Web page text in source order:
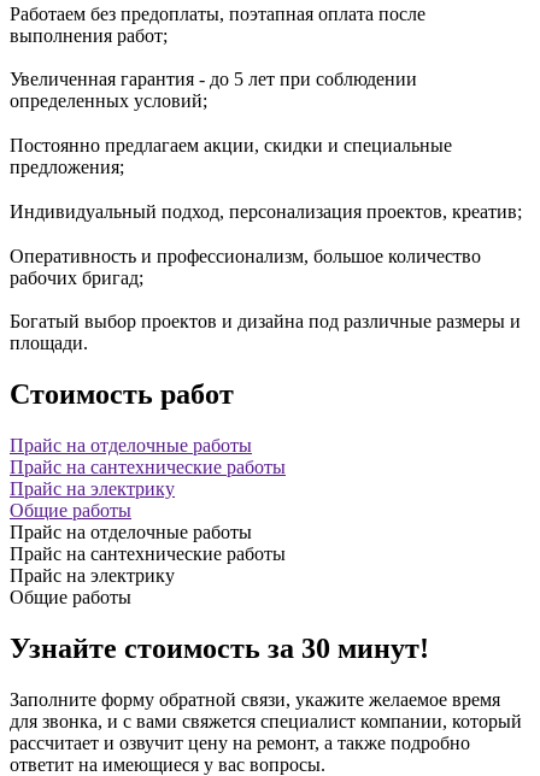
Работаем без предоплаты, поэтапная оплата после
выполнения работ;
Увеличенная гарантия - до 5 лет при соблюдении
определенных условий;
Постоянно предлагаем акции, скидки и специальные
предложения;
Индивидуальный подход, персонализация проектов, креатив;
Оперативность и профессионализм, большое количество
рабочих бригад;
Богатый выбор проектов и дизайна под различные размеры и
площади.
Стоимость работ
Прайс на отделочные работы
Прайс на сантехнические работы
Прайс на электрику
Общие работы
Прайс на отделочные работы
Прайс на сантехнические работы
Прайс на электрику
Общие работы
Узнайте стоимость за 30 минут!
Заполните форму обратной связи, укажите желаемое время
для звонка, и с вами свяжется специалист компании, который
рассчитает и озвучит цену на ремонт, а также подробно
ответит на имеющиеся у вас вопросы.